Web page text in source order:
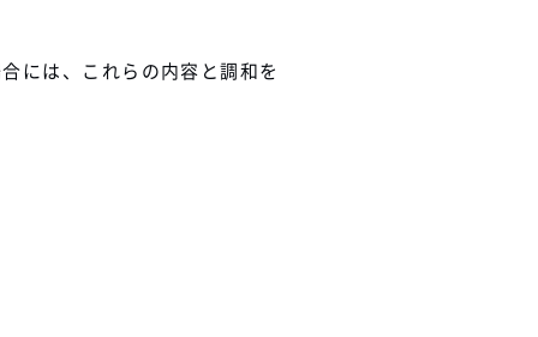
には、これらの内容と調和を